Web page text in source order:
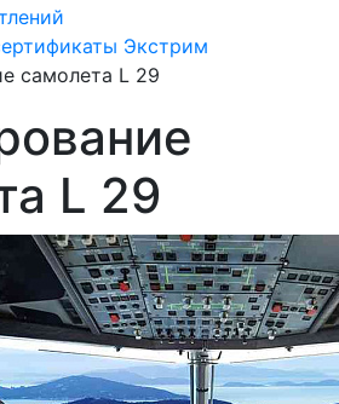
Экстрим
самолета L 29
L 29